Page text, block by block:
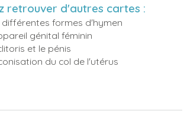
retrouver d'autres cartes :
différentes formes d'hymen
génital féminin
et le pénis
du col de l'utérus